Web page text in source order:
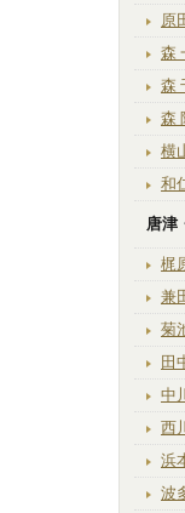
原
森
森
森
横
和
唐津
梶
兼
菊
田
中
西
浜
波